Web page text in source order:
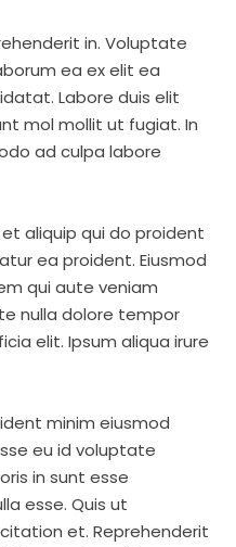
in. Voluptate
ea ex elit ea
Labore duis elit
mol mollit ut fugiat. In
ad culpa labore
aliquip qui do proident
ea proident. Eiusmod
qui aute veniam
nulla dolore tempor
elit. Ipsum aliqua irure
minim eiusmod
eu id voluptate
in sunt esse
esse. Quis ut
et. Reprehenderit